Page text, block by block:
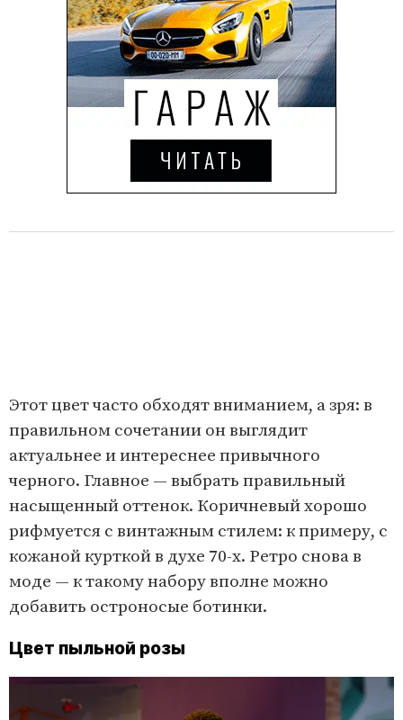
Этот цвет часто обходят вниманием, а зря: в
правильном сочетании он выглядит
актуальнее и интереснее привычного
черного. Главное — выбрать правильный
насыщенный оттенок. Коричневый хорошо
рифмуется с винтажным стилем: к примеру, с
кожаной курткой в духе 70-х. Ретро снова в
моде — к такому набору вполне можно
добавить остроносые ботинки.
Цвет пыльной розы